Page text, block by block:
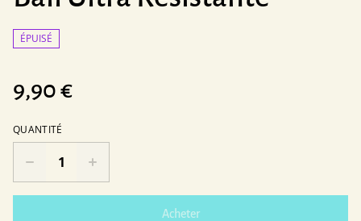
ÉPUISÉ
9,90 €
QUANTITÉ
Acheter